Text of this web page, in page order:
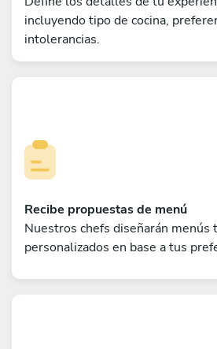
incluyendo tipo de cocina,
intolerancias.
Recibe propuestas de menú
Nuestros chefs diseñarán menús
personalizados en base a tus